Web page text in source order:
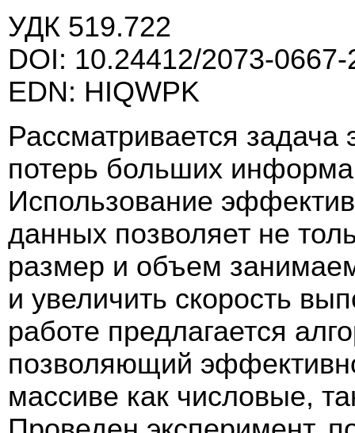
УДК 519.722
DOI: 10.24412/2073-
EDN: HIQWPK
Рассматривается
потерь больших
Использование
данных позволяет не
размер и объем
и увеличить скорость
работе предлагается
позволяющий
массиве как числовые,